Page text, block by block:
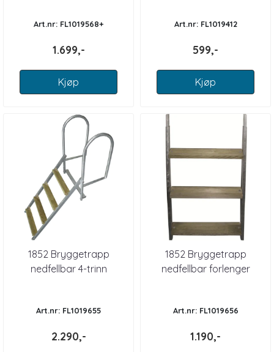
Art.nr: FL1019568+
1.699,-
Kjøp
Art.nr: FL1019412
599,-
Kjøp
1852 Bryggetrapp
nedfellbar 4-trinn
Art.nr: FL1019655
2.290,-
1852 Bryggetrapp
nedfellbar forlenger
Art.nr: FL1019656
1.190,-